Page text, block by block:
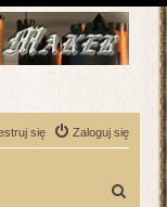
Zaloguj się
się